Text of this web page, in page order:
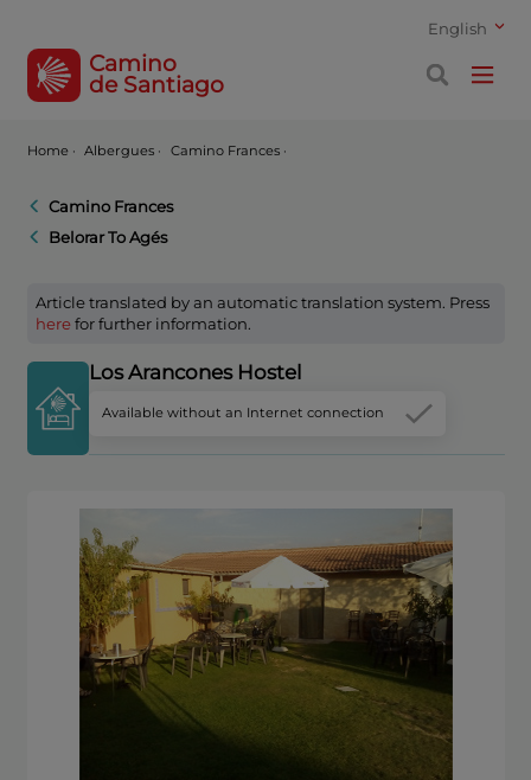
English
Camino
de Santiago
Home · Albergues · Camino Frances ·
Camino Frances
Belorar To Agés
Article translated by an automatic translation system. Press
herefor further information.
Los Arancones Hostel
Available without an Internet connection